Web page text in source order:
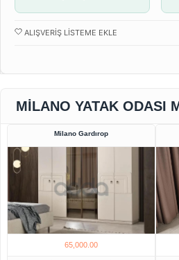
ALIŞVERIŞ LISTEME EKLE
MİLANO YATAK ODASI
Milano Gardırop
65,000.00